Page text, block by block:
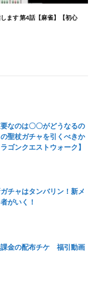
なのは〇〇がどうなるの
聖杖ガチャを引くべきか
ゴンクエストウォーク】
チャはタンバリン！新メ
がいく！
課金の配布チケ 福引動画